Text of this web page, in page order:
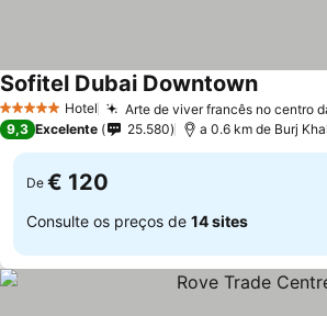
5 Estrelas Hotel Arte de viver francês no centro
Sofitel Dubai DowntownVer
9,3 Excelente 25.580 a 0.6 km de Burj
De € 120
Consulte os preços de 14 sites